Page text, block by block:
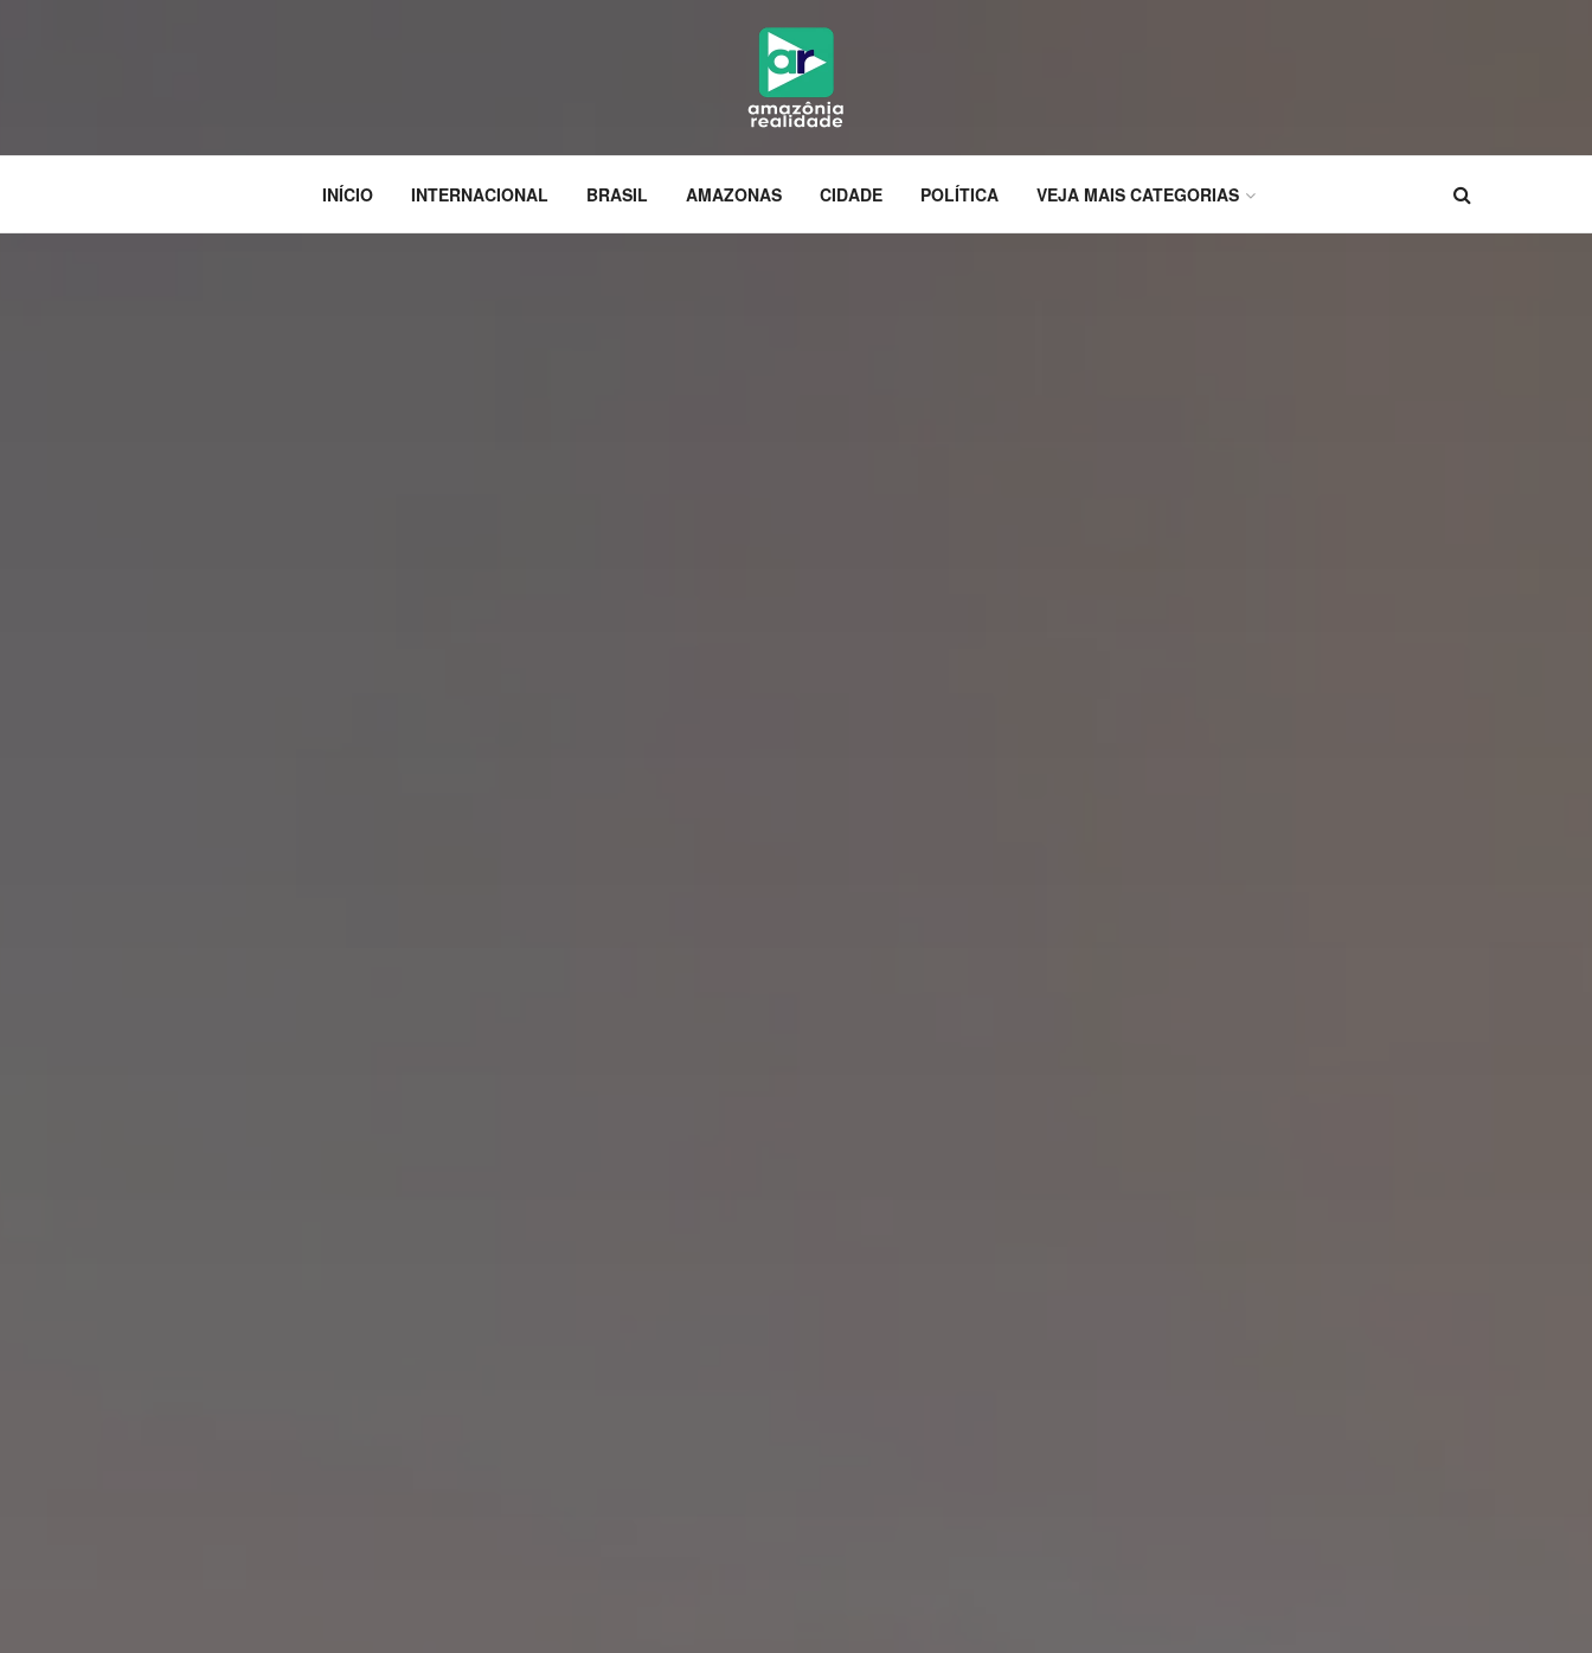
INÍCIO INTERNACIONAL BRASIL AMAZONAS CIDADE POLÍTICA VEJA MAIS CATEGORIAS